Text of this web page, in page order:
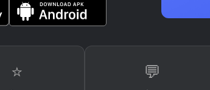
⭐ 💬